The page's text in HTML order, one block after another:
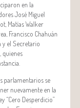
en la
José Miguel
Matías Walker
Francisco Chahuán
y el Secretario
quienes
parlamentarios se
nuevamente en la
“Cero Desperdicio”